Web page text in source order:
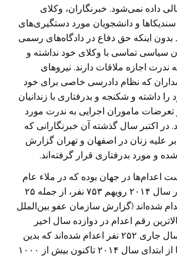
داده نمی‌شود. خبرنگاران، وکلای
و دانشجویان مورد دستگیری‌های
اینکه حق دفاع در دادگاه‌های رسمی
سیاسی تماسی با وکلای خود نداشته و
ندرت اجازه ملاقات دارند. نیروهای
که نظام دادرسی خاصی برای خود
را داشته و شکنجه و بدرفتاری با زندانیان
تعرضات ماموران اجرایی به ندرت مورد
در اکتبر سال گذشته آن خبرنگارانی که
علیه زنان در اصفهان و تهران گزارش
و مورد بدرفتاری قرار گرفته‌اند.
اعدام‌ها در جهان بوده که در ملاء عام
نیز اجرا می‌شوند. در سال ۲۰۱۴ رویهم ۷۵۳ نفر، از جمله ۲۵
اعدام شده‌اند (گزارش سازمان عفو بین‌الملل
این بالا‌ترین رقم اعدام در دوازده سال اخیر
می‌باشد. از ابتدای سال جاری ۲۵۲ نفر اعدام شده‌اند که بدین
ترتیب تعداد اعدام‌ها از ابتدای سال ۲۰۱۴ تاکنون بیش از ۱۰۰۰